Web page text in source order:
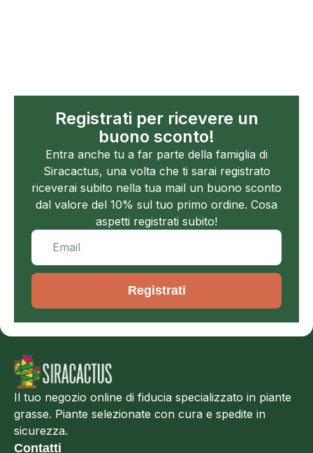
Registrati per ricevere un
buono sconto!
Entra anche tu a far parte della famiglia di
Siracactus, una volta che ti sarai registrato
riceverai subito nella tua mail un buono sconto
dal valore del 10% sul tuo primo ordine. Cosa
aspetti registrati subito!
Registrati
Il tuo negozio online di fiducia specializzato in piante
grasse. Piante selezionate con cura e spedite in
sicurezza.
Contatti